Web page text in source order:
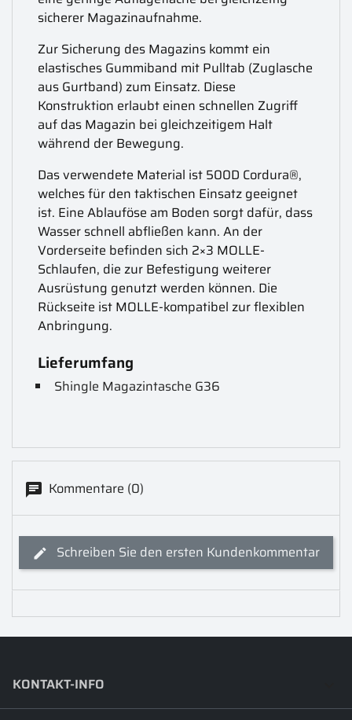
sicherer Magazinaufnahme.
Zur Sicherung des Magazins kommt ein
elastisches Gummiband mit Pulltab (Zuglasche
aus Gurtband) zum Einsatz. Diese
Konstruktion erlaubt einen schnellen Zugriff
auf das Magazin bei gleichzeitigem Halt
während der Bewegung.
Das verwendete Material ist 500D Cordura®,
welches für den taktischen Einsatz geeignet
ist. Eine Ablauföse am Boden sorgt dafür, dass
Wasser schnell abfließen kann. An der
Vorderseite befinden sich 2×3 MOLLE-
Schlaufen, die zur Befestigung weiterer
Ausrüstung genutzt werden können. Die
Rückseite ist MOLLE-kompatibel zur flexiblen
Anbringung.
Lieferumfang
Shingle Magazintasche G36
Kommentare (0)
Schreiben Sie den ersten Kundenkommentar
KONTAKT-INFO